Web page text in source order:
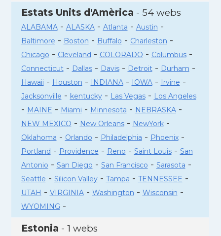
Estats Units d'Amèrica - 54 webs
ALABAMA- ALASKA- Atlanta - Austin -
Baltimore - Boston - Buffalo - Charleston -
Chicago - Cleveland - COLORADO - Columbus-
Connecticut- Dallas- Davis- Detroit- Durham -
Hawaii - Houston - INDIANA- IOWA- Irvine -
Jacksonville - kentucky- Las Vegas- Los Angeles
- MAINE - Miami - Minnesota - NEBRASKA-
NEW MEXICO - New Orleans- NewYork-
Oklahoma - Orlando - Philadelphia - Phoenix-
Portland - Providence - Reno - Saint Louis- San
Antonio - San Diego - San Francisco - Sarasota -
Seattle - Silicon Valley- Tampa - TENNESSEE -
UTAH - VIRGINIA- Washington - Wisconsin -
WYOMING -
Estonia - 1 webs